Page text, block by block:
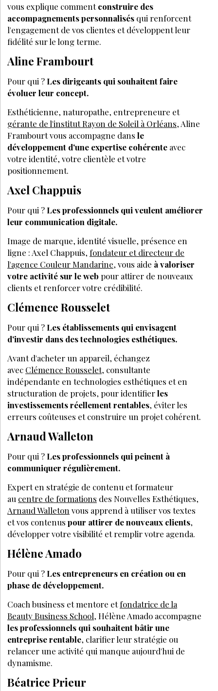
vous explique commentconstruire des
accompagnements personnalisés qui renforcent
l'engagement de vos clientes et développent leur
fidélité sur le long terme.
Aline Frambourt
Pour qui ? Les dirigeants qui souhaitent faire
évoluer leur concept.
Esthéticienne, naturopathe, entrepreneure et
gérante de l'institut Rayon de Soleil à Orléans, Aline
Frambourt vous accompagne dans le
développement d'une expertise cohérente avec
votre identité, votre clientèle et votre
positionnement.
Axel Chappuis
Pour qui ? Les professionnels qui veulent améliorer
leur communication digitale.
Image de marque, identité visuelle, présence en
ligne : Axel Chappuis, fondateur et directeur de
l'agence Couleur Mandarine, vous aide à valoriser
votre activité sur le web pour attirer de nouveaux
clients et renforcer votre crédibilité.
Clémence Rousselet
Pour qui ? Les établissements qui envisagent
d'investir dans des technologies esthétiques.
Avant d'acheter un appareil, échangez
avec Clémence Rousselet, consultante
indépendante en technologies esthétiques et en
structuration de projets, pour identifierles
investissements réellement rentables, éviter les
erreurs coûteuses et construire un projet cohérent.
Arnaud Walleton
Pour qui ? Les professionnels qui peinent à
communiquer régulièrement.
Expert en stratégie de contenu et formateur
au centre de formations des Nouvelles Esthétiques,
Arnaud Walleton vous apprend à utiliser vos textes
et vos contenus pour attirer de nouveaux clients,
développer votre visibilité et remplir votre agenda.
Hélène Amado
Pour qui ? Les entrepreneurs en création ou en
phase de développement.
Coach business et mentore etfondatrice de la
Beauty Business School, Hélène Amado accompagne
les professionnels qui souhaitent bâtir une
entreprise rentable, clarifier leur stratégie ou
relancer une activité qui manque aujourd'hui de
dynamisme.
Béatrice Prieur